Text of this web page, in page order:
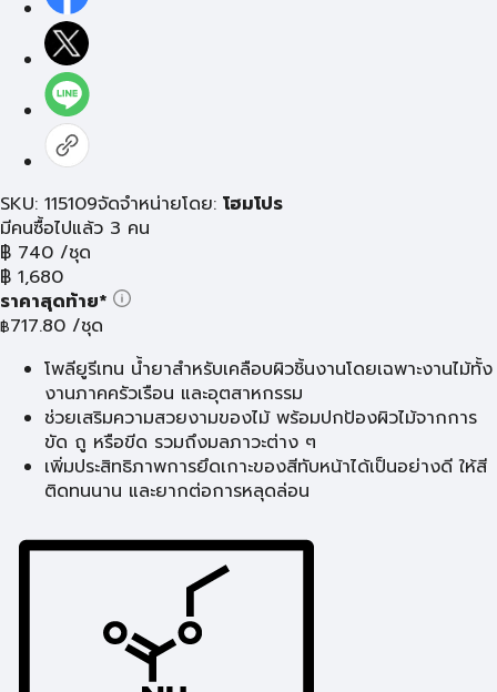
SKU: 115109จัดจำหน่ายโดย: โฮมโปร
มีคนซื้อไปแล้ว 3 คน
฿ 740 /ชุด
฿ 1,680
ราคาสุดท้าย*
฿717.80 /ชุด
โพลียูรีเทน น้ำยาสำหรับเคลือบผิวชิ้นงานโดยเฉพาะงานไม้ทั้ง
งานภาคครัวเรือน และอุตสาหกรรม
ช่วยเสริมความสวยงามของไม้ พร้อมปกป้องผิวไม้จากการ
ขัด ถู หรือขีด รวมถึงมลภาวะต่าง ๆ
เพิ่มประสิทธิภาพการยึดเกาะของสีทับหน้าได้เป็นอย่างดี ให้สี
ติดทนนาน และยากต่อการหลุดล่อน